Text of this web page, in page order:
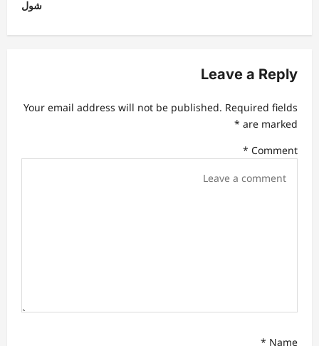
a
i
a
i
شول
Leave a Reply
Your email address will not be published. Required fields
are marked
*
Comment
*
Name
*